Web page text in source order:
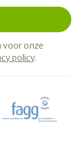
voor onze
policy.